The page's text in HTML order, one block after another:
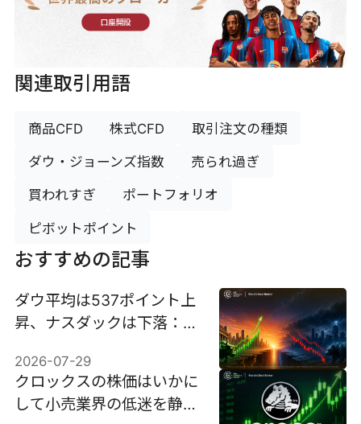
口座開設
関連取引用語
商品CFD 株式CFD 取引注文の種類
ダウ・ジョーンズ指数 売られ過ぎ
買われすぎ ポートフォリオ
ピボットポイント
おすすめの記事
ダウ平均は537ポイント上
昇、ナスダックは下落：6
2026-07-29
クロックスの株価はいかに
して小売業界の低迷を静か